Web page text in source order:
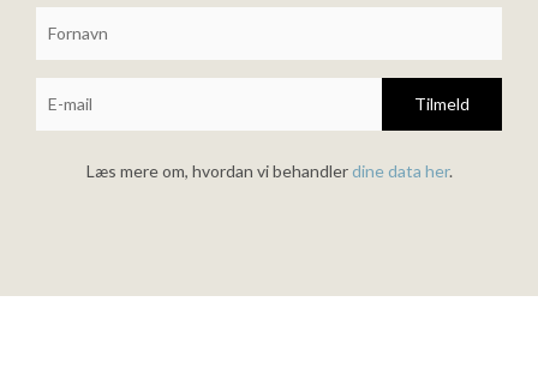
Tilmeld
Læs mere om, hvordan vi behandlerdine data her.